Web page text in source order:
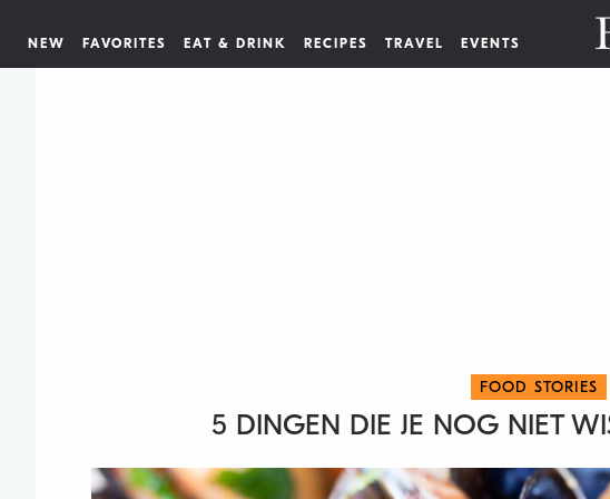
NEW FAVORITES EAT & DRINK RECIPES TRAVEL EVENTS
FOOD STORIES
5 DINGEN DIE JE NOG NIET